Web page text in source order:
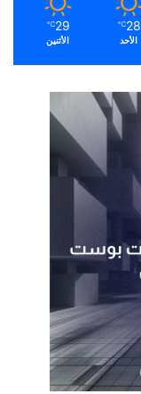
28
℃
الأحد
29
℃
الأثنين